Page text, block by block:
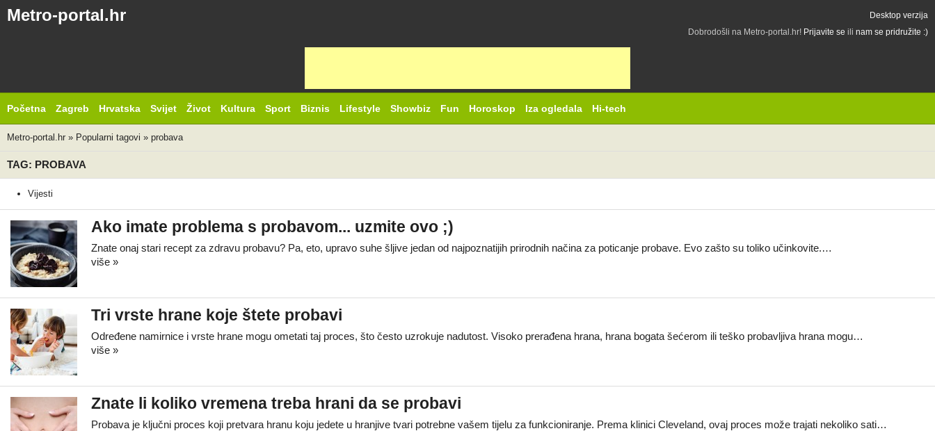
Metro-portal.hr
Desktop verzija
Dobrodošli na Metro-portal.hr! Prijavite se ili nam se pridružite :)
Početna Zagreb Hrvatska Svijet Život Kultura Sport Biznis Lifestyle Showbiz Fun Horoskop Iza ogledala Hi-tech
Metro-portal.hr » Popularni tagovi » probava
TAG: PROBAVA
Vijesti
Ako imate problema s probavom... uzmite ovo ;)
Znate onaj stari recept za zdravu probavu? Pa, eto, upravo suhe šljive jedan od najpoznatijih prirodnih načina za poticanje probave. Evo zašto su toliko učinkovite.…
više »
Tri vrste hrane koje štete probavi
Određene namirnice i vrste hrane mogu ometati taj proces, što često uzrokuje nadutost. Visoko prerađena hrana, hrana bogata šećerom ili teško probavljiva hrana mogu…
više »
Znate li koliko vremena treba hrani da se probavi
Probava je ključni proces koji pretvara hranu koju jedete u hranjive tvari potrebne vašem tijelu za funkcioniranje. Prema klinici Cleveland, ovaj proces može trajati nekoliko sati…